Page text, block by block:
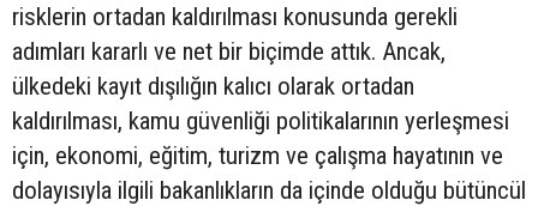
risklerin ortadan kaldırılması konusunda gerekli
adımları kararlı ve net bir biçimde attık. Ancak,
ülkedeki kayıt dışılığın kalıcı olarak ortadan
kaldırılması, kamu güvenliği politikalarının yerleşmesi
için, ekonomi, eğitim, turizm ve çalışma hayatının ve
dolayısıyla ilgili bakanlıkların da içinde olduğu bütüncül